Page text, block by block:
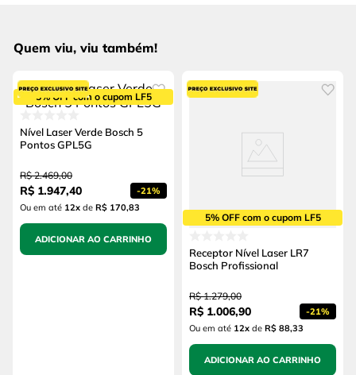
Quem viu, viu também!
5% OFF com o cupom LF5
Nível Laser Verde Bosch 5
Pontos GPL5G
R$ 2.469,00
R$ 1.947,40 -21%
Ou em até 12x de R$ 170,83
ADICIONAR AO CARRINHO
5% OFF com o cupom LF5
Receptor Nível Laser LR7
Bosch Profissional
R$ 1.279,00
R$ 1.006,90 -21%
Ou em até 12x de R$ 88,33
ADICIONAR AO CARRINHO